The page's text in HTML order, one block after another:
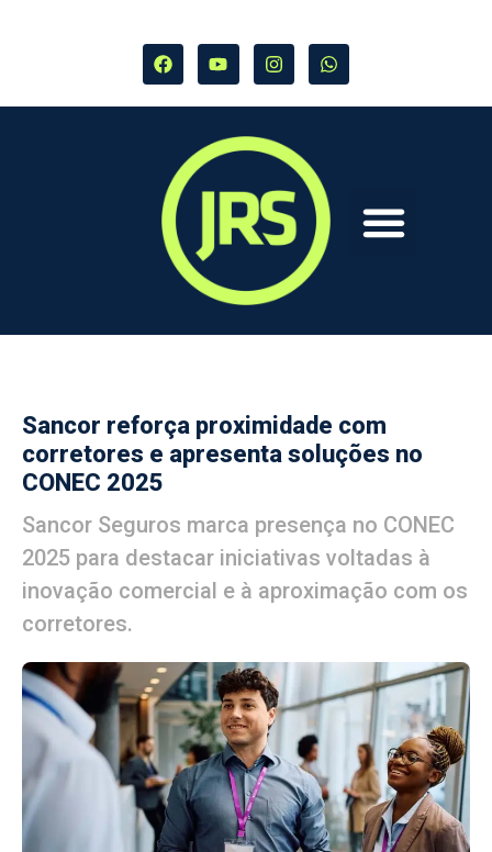
Sancor reforça proximidade com
corretores e apresenta soluções no
CONEC 2025
Sancor Seguros marca presença no CONEC
2025 para destacar iniciativas voltadas à
inovação comercial e à aproximação com os
corretores.